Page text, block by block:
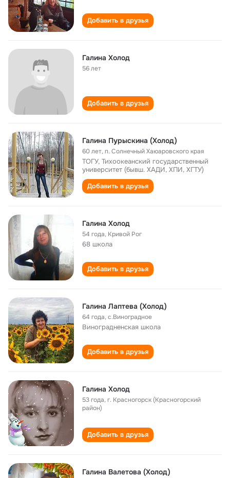
Добавить в друзья
Галина Холод
56 лет
Добавить в друзья
Галина Пурыскина (Холод)
60 лет,п. Солнечный Хаюаровского края
ТОГУ, Тихоокеанский государственный
университет (бывш. ХАДИ, ХПИ, ХГТУ)
Добавить в друзья
Галина Холод
54 года, Кривой Рог
68 школа
Добавить в друзья
Галина Лаптева (Холод)
64 года,с.Виноградное
Виноградненская школа
Добавить в друзья
Галина Холод
53 года,г. Красногорск (Красногорский
район)
Добавить в друзья
Галина Валетова (Холод)